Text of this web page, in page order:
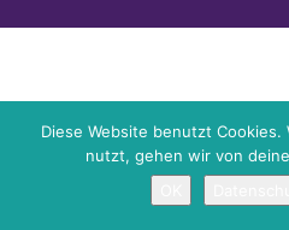
Diese Website benutzt
nutzt, gehen wir von